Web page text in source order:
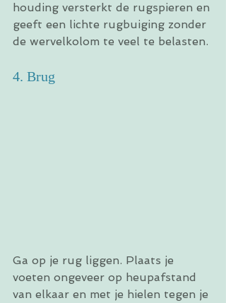
houding versterkt de rugspieren en
geeft een lichte rugbuiging zonder
de wervelkolom te veel te belasten.
4. Brug
Ga op je rug liggen. Plaats je
voeten ongeveer op heupafstand
van elkaar en met je hielen tegen je